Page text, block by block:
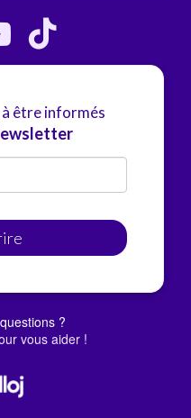
être informés
?
vous aider !